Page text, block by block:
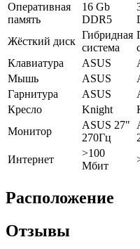
Оперативная
память
16 Gb
DDR5
Жёсткий диск
Гибридная
система
Клавиатура
ASUS
Мышь
ASUS
Гарнитура
ASUS
Кресло
Knight
Монитор
ASUS 27"
270Гц
Интернет
>100
Мбит
Расположение
Отзывы